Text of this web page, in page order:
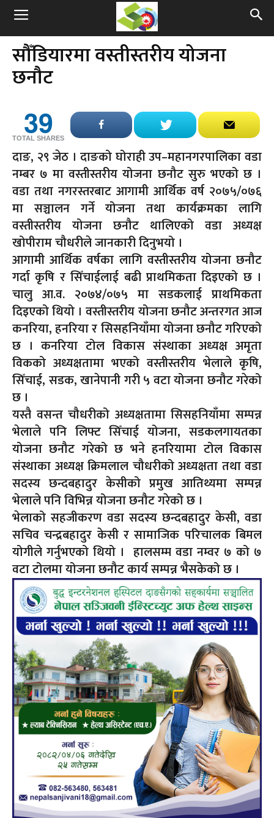
सौँडियारमा वस्तीस्तरीय योजना
छनौट
39
TOTAL SHARES
दाङ, २९ जेठ । दाङको घोराही उप–महानगरपालिका वडा
नम्बर ७ मा वस्तीस्तरीय योजना छनौट सुरु भएको छ ।
वडा तथा नगरस्तरबाट आगामी आर्थिक वर्ष २०७५/०७६
मा सञ्चालन गर्ने योजना तथा कार्यक्रमका लागि
वस्तीस्तरीय योजना छनौट थालिएको वडा अध्यक्ष
खोपीराम चौधरीले जानकारी दिनुभयो ।
आगामी आर्थिक वर्षका लागि वस्तीस्तरीय योजना छनौट
गर्दा कृषि र सिँचाईलाई बढी प्राथमिकता दिइएको छ ।
चालु आ.व. २०७४/०७५ मा सडकलाई प्राथमिकता
दिइएको थियो । वस्तीस्तरीय योजना छनौट अन्तरगत आज
कनरिया, हनरिया र सिसहनियाँमा योजना छनौट गरिएको
छ । कनरिया टोल विकास संस्थाका अध्यक्ष अमृता
विकको अध्यक्षतामा भएको वस्तीस्तरीय भेलाले कृषि,
सिँचाई, सडक, खानेपानी गरी ५ वटा योजना छनौट गरेको
छ ।
यस्तै वसन्त चौधरीको अध्यक्षतामा सिसहनियाँमा सम्पन्न
भेलाले पनि लिफ्ट सिँचाई योजना, सडकलगायतका
योजना छनौट गरेको छ भने हनरियामा टोल विकास
संस्थाका अध्यक्ष क्रिमलाल चौधरीको अध्यक्षता तथा वडा
सदस्य छन्दबहादुर केसीको प्रमुख आतिथ्यमा सम्पन्न
भेलाले पनि विभिन्न योजना छनौट गरेको छ ।
भेलाको सहजीकरण वडा सदस्य छन्दबहादुर केसी, वडा
सचिव चन्द्रबहादुर केसी र सामाजिक परिचालक बिमल
योगीले गर्नुभएको थियो । हालसम्म वडा नम्वर ७ को ७
वटा टोलमा योजना छनौट कार्य सम्पन्न भैसकेको छ ।